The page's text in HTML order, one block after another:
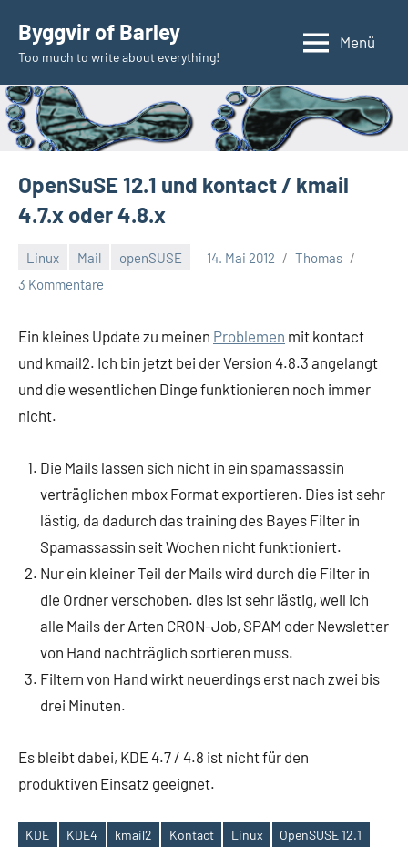
Inhalt
springen
Byggvir of Barley
Too much to write about everything!
Menü
OpenSuSE 12.1 und kontact / kmail
4.7.x oder 4.8.x
Linux Mail openSUSE 14. Mai 2012
Thomas
3 Kommentare
Ein kleines Update zu meinen Problemen mit kontact
und kmail2. Ich bin jetzt bei der Version 4.8.3 angelangt
und die wesentlichen Dinge funktionieren noch immer
nicht.
Die Mails lassen sich nicht in ein spamassassin
verträglichen mbox Format exportieren. Dies ist sehr
lästig, da dadurch das training des Bayes Filter in
Spamassassin seit Wochen nicht funktioniert.
Nur ein kleiner Teil der Mails wird durch die Filter in
die Ordner verschoben. dies ist sehr lästig, weil ich
alle Mails der Arten CRON-Job, SPAM oder Newsletter
von Hand nachträglich sortieren muss.
Filtern von Hand wirkt neuerdings erst nach zwei bis
drei Minuten.
Es bleibt dabei, KDE 4.7 / 4.8 ist nicht für den
produktiven Einsatz geeignet.
Schlagwörter
KDE KDE4 kmail2 Kontact Linux OpenSUSE 12.1